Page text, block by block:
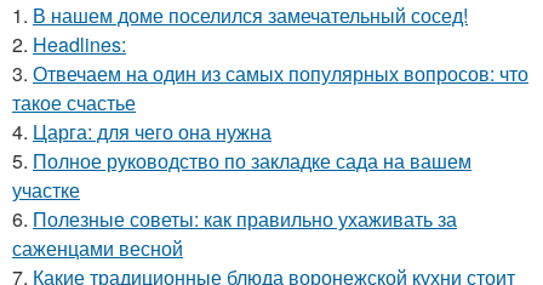
1. В нашем доме поселился замечательный сосед!
2. Headlines:
3. Отвечаем на один из самых популярных вопросов: что
такое счастье
4. Царга: для чего она нужна
5. Полное руководство по закладке сада на вашем
участке
6. Полезные советы: как правильно ухаживать за
саженцами весной
7. Какие традиционные блюда воронежской кухни стоит